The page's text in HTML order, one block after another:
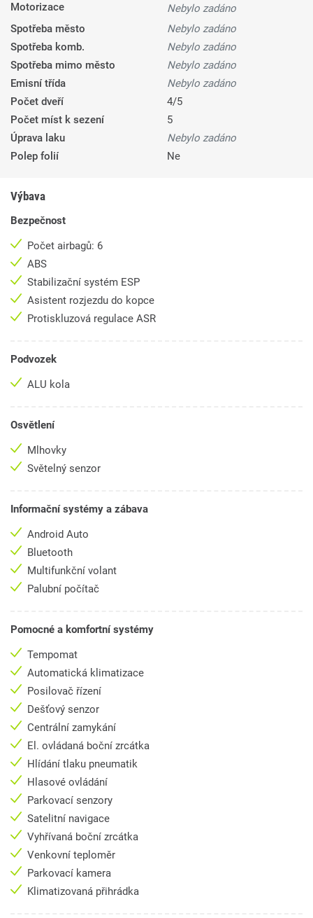
Motorizace
Nebylo zadáno
Spotřeba město
Nebylo zadáno
Spotřeba komb.
Nebylo zadáno
Spotřeba mimo město
Nebylo zadáno
Emisní třída
Nebylo zadáno
Počet dveří
4/5
Počet míst k sezení
5
Úprava laku
Nebylo zadáno
Polep folií
Ne
Výbava
Bezpečnost
Počet airbagů: 6
ABS
Stabilizační systém ESP
Asistent rozjezdu do kopce
Protiskluzová regulace ASR
Podvozek
ALU kola
Osvětlení
Mlhovky
Světelný senzor
Informační systémy a zábava
Android Auto
Bluetooth
Multifunkční volant
Palubní počítač
Pomocné a komfortní systémy
Tempomat
Automatická klimatizace
Posilovač řízení
Dešťový senzor
Centrální zamykání
El. ovládaná boční zrcátka
Hlídání tlaku pneumatik
Hlasové ovládání
Parkovací senzory
Satelitní navigace
Vyhřívaná boční zrcátka
Venkovní teploměr
Parkovací kamera
Klimatizovaná přihrádka